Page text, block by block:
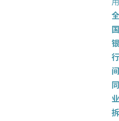
全
国
银
行
间
同
业
拆